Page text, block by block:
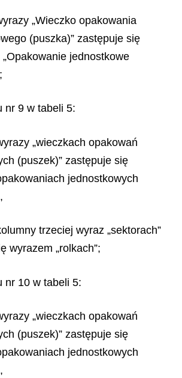
„Wieczko opakowania
(puszka)” zastępuje się
jednostkowe
nr 9 w tabeli 5:
„wieczkach opakowań
(puszek)” zastępuje się
jednostkowych
trzeciej wyraz „sektorach”
wyrazem „rolkach”;
nr 10 w tabeli 5:
„wieczkach opakowań
(puszek)” zastępuje się
jednostkowych